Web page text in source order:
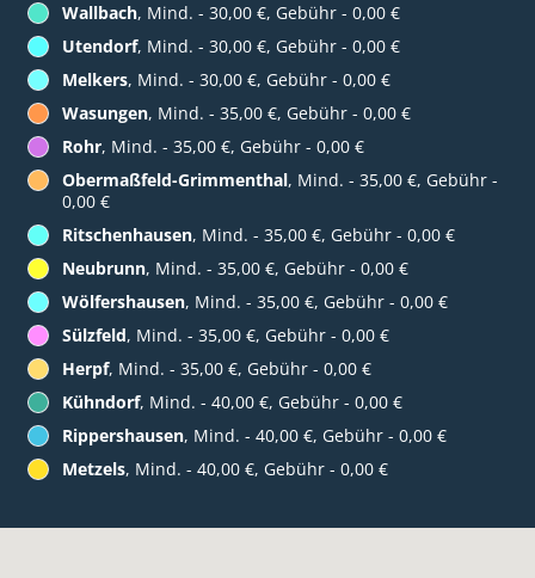
Wallbach, Mind. - 30,00 €, Gebühr - 0,00 €
Utendorf, Mind. - 30,00 €, Gebühr - 0,00 €
Melkers, Mind. - 30,00 €, Gebühr - 0,00 €
Wasungen, Mind. - 35,00 €, Gebühr - 0,00 €
Rohr, Mind. - 35,00 €, Gebühr - 0,00 €
Obermaßfeld-Grimmenthal, Mind. - 35,00 €, Gebühr -
0,00 €
Ritschenhausen, Mind. - 35,00 €, Gebühr - 0,00 €
Neubrunn, Mind. - 35,00 €, Gebühr - 0,00 €
Wölfershausen, Mind. - 35,00 €, Gebühr - 0,00 €
Sülzfeld, Mind. - 35,00 €, Gebühr - 0,00 €
Herpf, Mind. - 35,00 €, Gebühr - 0,00 €
Kühndorf, Mind. - 40,00 €, Gebühr - 0,00 €
Rippershausen, Mind. - 40,00 €, Gebühr - 0,00 €
Metzels, Mind. - 40,00 €, Gebühr - 0,00 €